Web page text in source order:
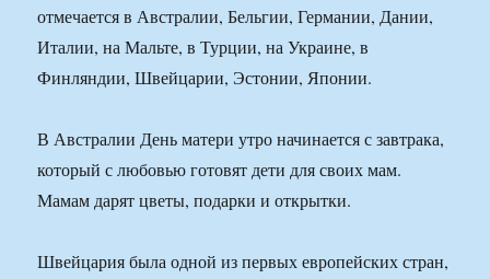
отмечается в Австралии, Бельгии, Германии, Дании,
Италии, на Мальте, в Турции, на Украине, в
Финляндии, Швейцарии, Эстонии, Японии.
В Австралии День матери утро начинается с завтрака,
который с любовью готовят дети для своих мам.
Мамам дарят цветы, подарки и открытки.
Швейцария была одной из первых европейских стран,